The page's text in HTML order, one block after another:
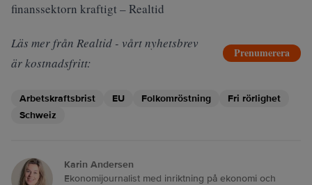
finanssektorn kraftigt – Realtid
Läs mer från Realtid - vårt nyhetsbrev
är kostnadsfritt:
Prenumerera
Arbetskraftsbrist EU Folkomröstning
Fri rörlighet
Schweiz
Karin Andersen
Ekonomijournalist med inriktning på ekonomi och